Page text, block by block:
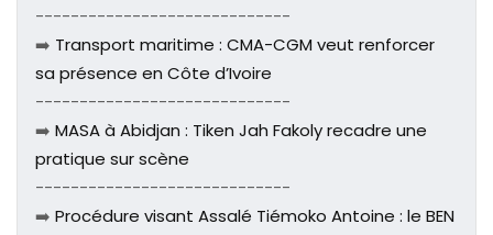
-----------------------------
➡️ Transport maritime : CMA-CGM veut renforcer
sa présence en Côte d’Ivoire
-----------------------------
➡️ MASA à Abidjan : Tiken Jah Fakoly recadre une
pratique sur scène
-----------------------------
➡️ Procédure visant Assalé Tiémoko Antoine : le BEN